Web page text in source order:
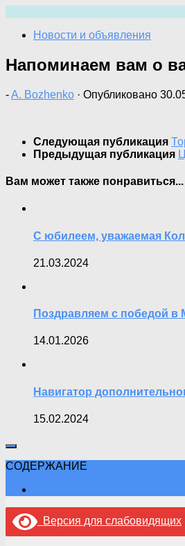
содержимому
Новости и объявления
Напоминаем вам о
-A. Bozhenko · Опубликовано
Следующая публикация
Предыдущая публикация
Вам может также понравиться...
С юбилеем, уважаемая
21.03.2024
Поздравляем с победой в
14.01.2026
Навигатор
15.02.2024
СОДЕРЖАНИЕ
Версия для слабовидящих